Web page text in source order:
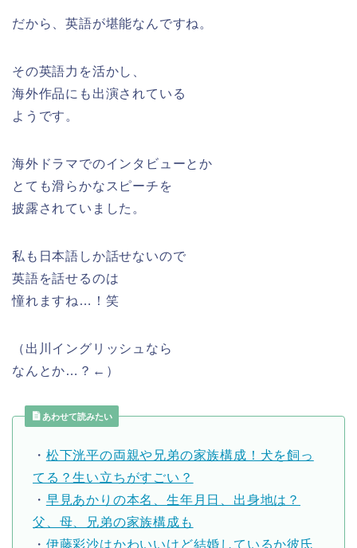
だから、英語が堪能なんですね。
その英語力を活かし、
海外作品にも出演されている
ようです。
海外ドラマでのインタビューとか
とても滑らかなスピーチを
披露されていました。
私も日本語しか話せないので
英語を話せるのは
憧れますね…！笑
（出川イングリッシュなら
なんとか…？←）
あわせて読みたい
・ 松下洸平の両親や兄弟の家族構成！犬を飼っ
てる？生い立ちがすごい？
・ 早見あかりの本名、生年月日、出身地は？
父、母、兄弟の家族構成も
・ 伊藤彩沙はかわいいけど結婚しているか彼氏